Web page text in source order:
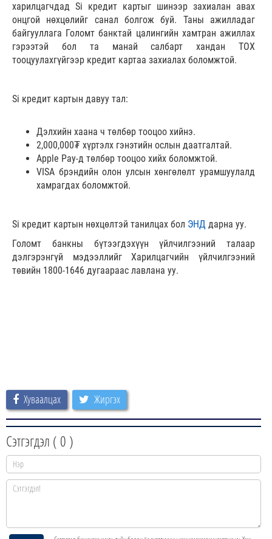
харилцагчдад Si кредит картыг шинээр захиалан авах
онцгой нөхцөлийг санал болгож буй. Таны ажилладаг
байгууллага Голомт банктай цалингийн хамтран ажиллах
гэрээтэй бол та манай салбарт хандан ТОХ
тооцуулахгүйгээр кредит картаа захиалах боломжтой.
Si кредит картын давуу тал:
Дэлхийн хаана ч төлбөр тооцоо хийнэ.
2,000,000₮ хүртэлх гэнэтийн ослын даатгалтай.
Apple Pay-д төлбөр тооцоо хийх боломжтой.
VISA брэндийн олон улсын хөнгөлөлт урамшуулалд
хамрагдах боломжтой.
Si кредит картын нөхцөлтэй танилцах бол ЭНД дарна уу.
Голомт банкны бүтээгдэхүүн үйлчилгээний талаар
дэлгэрэнгүй мэдээллийг Харилцагчийн үйлчилгээний
төвийн 1800-1646 дугаараас лавлана уу.
Хуваалцах Жиргэх
Сэтгэгдэл ( 0 )